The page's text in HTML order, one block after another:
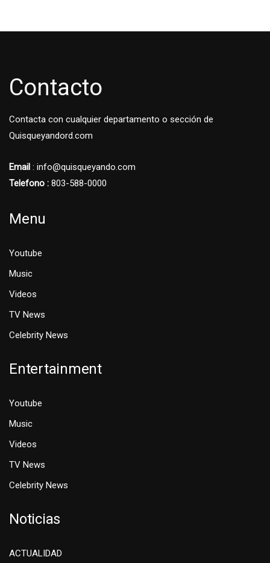
Contacto
Contacta con cualquier departamento o sección de
Quisqueyandord.com
Email : info@quisqueyando.com
Telefono : 803-588-0000
Menu
Youtube
Music
Videos
TV News
Celebrity News
Entertainment
Youtube
Music
Videos
TV News
Celebrity News
Noticias
ACTUALIDAD